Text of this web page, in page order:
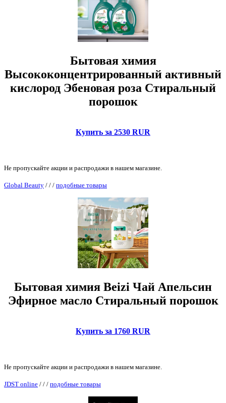
Бытовая химия
Высококонцентрированный активный
кислород Эбеновая роза Стиральный
порошок
Купить за 2530 RUR
Не пропускайте акции и распродажи в нашем магазине.
Global Beauty / / / подобные товары
Бытовая химия Beizi Чай Апельсин
Эфирное масло Стиральный порошок
Купить за 1760 RUR
Не пропускайте акции и распродажи в нашем магазине.
JDST online / / / подобные товары